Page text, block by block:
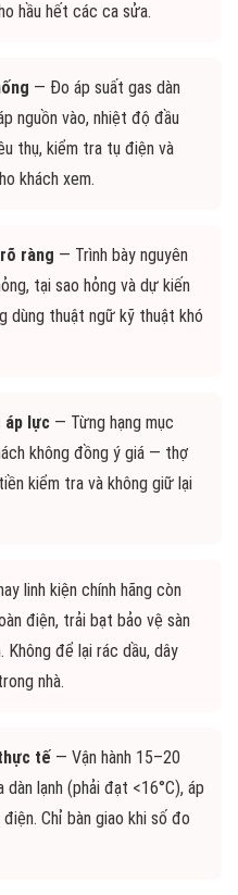
hầu hết các ca sửa.
— Đo áp suất gas dàn
nguồn vào, nhiệt độ đầu
thụ, kiểm tra tụ điện và
khách xem.
ràng — Trình bày nguyên
tại sao hỏng và dự kiến
dùng thuật ngữ kỹ thuật khó
áp lực — Từng hạng mục
không đồng ý giá — thợ
kiểm tra và không giữ lại
linh kiện chính hãng còn
điện, trải bạt bảo vệ sàn
Không để lại rác dầu, dây
nhà.
tế — Vận hành 15–20
lạnh (phải đạt <16°C), áp
Chỉ bàn giao khi số đo